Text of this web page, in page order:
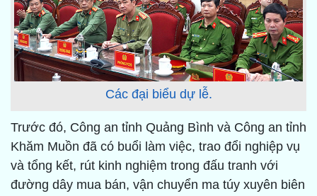
Các đại biểu dự lễ.
Trước đó, Công an tỉnh Quảng Bình và Công an tỉnh
Khăm Muồn đã có buổi làm việc, trao đổi nghiệp vụ
và tổng kết, rút kinh nghiệm trong đấu tranh với
đường dây mua bán, vận chuyển ma túy xuyên biên